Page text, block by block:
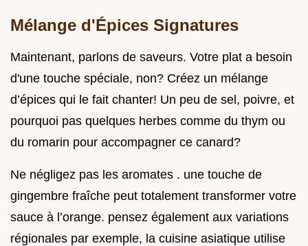
Mélange d'Épices Signatures
Maintenant, parlons de saveurs. Votre plat a besoin
d'une touche spéciale, non? Créez un mélange
d’épices qui le fait chanter! Un peu de sel, poivre, et
pourquoi pas quelques herbes comme du thym ou
du romarin pour accompagner ce canard?
Ne négligez pas les aromates . une touche de
gingembre fraîche peut totalement transformer votre
sauce à l’orange. pensez également aux variations
régionales par exemple, la cuisine asiatique utilise